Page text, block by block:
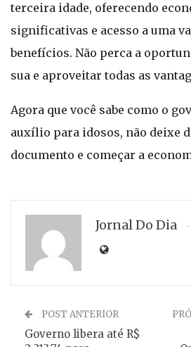
terceira idade, oferecendo
significativas e acesso a uma
benefícios. Não perca a
sua e aproveitar todas as
Agora que você sabe como o
auxílio para idosos, não deixe
documento e começar a
Jornal Do Dia
POST ANTERIOR
Governo libera até R$